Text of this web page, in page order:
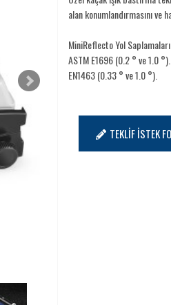
alan konumlandırmasını ve
MiniReflecto Yol
ASTM E1696 (0.2 ° ve 1.0 °).
EN1463 (0.33 ° ve 1.0 °).
TEKLİF İSTEK